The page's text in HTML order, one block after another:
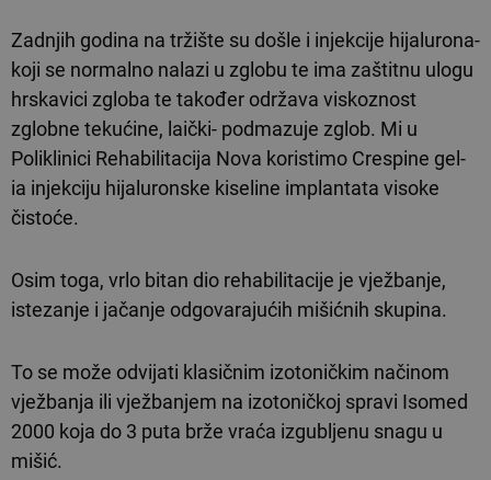
Zadnjih godina na tržište su došle i injekcije hijalurona-
koji se normalno nalazi u zglobu te ima zaštitnu ulogu
hrskavici zgloba te također održava viskoznost
zglobne tekućine, laički- podmazuje zglob. Mi u
Poliklinici Rehabilitacija Nova koristimo Crespine gel-
ia injekciju hijaluronske kiseline implantata visoke
čistoće.
Osim toga, vrlo bitan dio rehabilitacije je vježbanje,
istezanje i jačanje odgovarajućih mišićnih skupina.
To se može odvijati klasičnim izotoničkim načinom
vježbanja ili vježbanjem na izotoničkoj spravi Isomed
2000 koja do 3 puta brže vraća izgubljenu snagu u
mišić.